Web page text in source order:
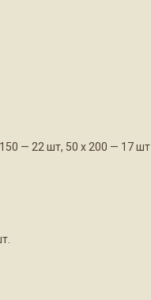
— 22 шт, 50 х 200 — 17